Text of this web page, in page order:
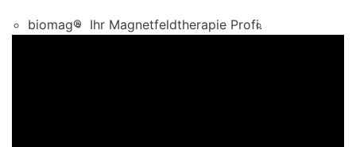
biomag® Ihr Magnetfeldtherapie Profi.